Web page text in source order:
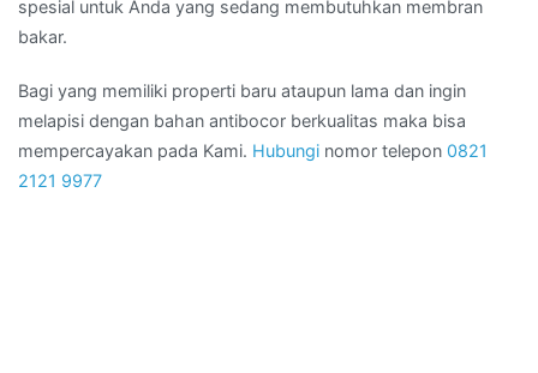
spesial untuk Anda yang sedang membutuhkan membran
bakar.
Bagi yang memiliki properti baru ataupun lama dan ingin
melapisi dengan bahan antibocor berkualitas maka bisa
mempercayakan pada Kami. Hubungi nomor telepon 0821
2121 9977